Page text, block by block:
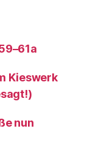
Kieswerk
nun